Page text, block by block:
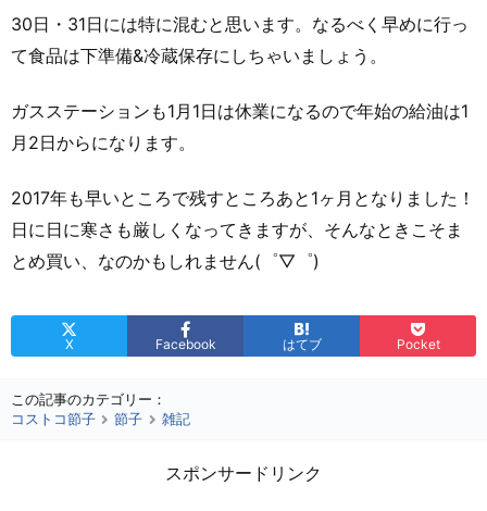
30日・31日には特に混むと思います。なるべく早めに行っ
て食品は下準備&冷蔵保存にしちゃいましょう。
ガスステーションも1月1日は休業になるので年始の給油は1
月2日からになります。
2017年も早いところで残すところあと1ヶ月となりました！
日に日に寒さも厳しくなってきますが、そんなときこそま
とめ買い、なのかもしれません(゜▽゜)
X Facebook はてブ Pocket
この記事のカテゴリー：
コストコ節子
節子 雑記
スポンサードリンク